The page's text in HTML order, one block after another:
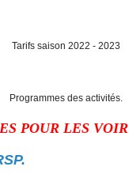
Tarifs saison 2022 - 2023
Programmes des activités.
POUR LES